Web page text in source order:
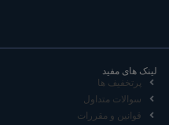
لینک های مفید
پرتخفیف ها
سوالات متداول
قوانین و مقررات